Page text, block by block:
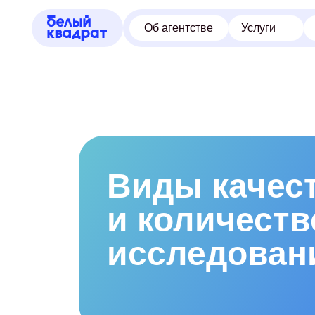
Об агентстве Услуги
Виды
и
нами
Оставьте